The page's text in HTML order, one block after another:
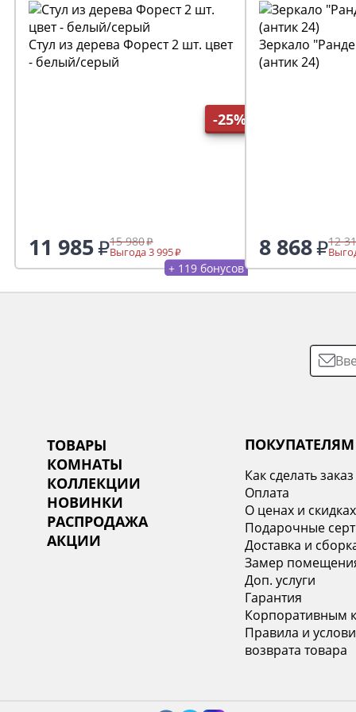
-25%
Стул из дерева Форест 2 шт. цвет
- белый/серый
11 985 15 980
Выгода 3 995
+ 119 бонусов
Зеркало
(антик 24)
8 868 12
ТОВАРЫ
КОМНАТЫ
КОЛЛЕКЦИИ
НОВИНКИ
РАСПРОДАЖА
АКЦИИ
ПОКУПАТЕЛЯМ
Как сделать заказ
Оплата
О ценах и скидках
Подарочные
Доставка и
Замер
Доп. услуги
Гарантия
Корпоративным
Правила и
возврата товара